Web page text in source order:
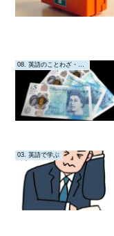
08. 英語のことわざ・教訓
03. 英語で学ぶ